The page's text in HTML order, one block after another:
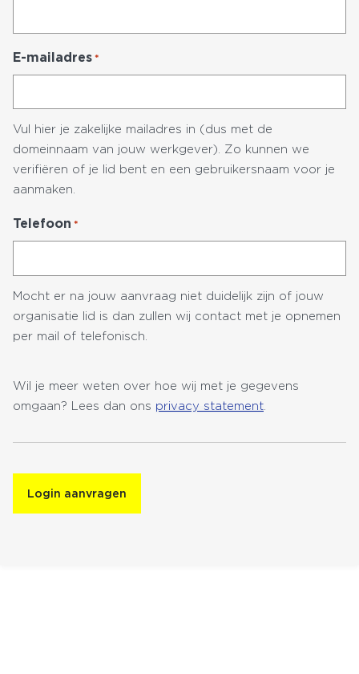
E-mailadres *
Vul hier je zakelijke mailadres in (dus met de
domeinnaam van jouw werkgever). Zo kunnen we
verifiëren of je lid bent en een gebruikersnaam voor je
aanmaken.
Telefoon *
Mocht er na jouw aanvraag niet duidelijk zijn of jouw
organisatie lid is dan zullen wij contact met je opnemen
per mail of telefonisch.
Wil je meer weten over hoe wij met je gegevens
omgaan? Lees dan ons privacy statement.